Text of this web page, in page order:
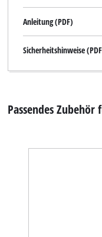
Anleitung (PDF)
Sicherheitshinweise
Passendes Zubehör